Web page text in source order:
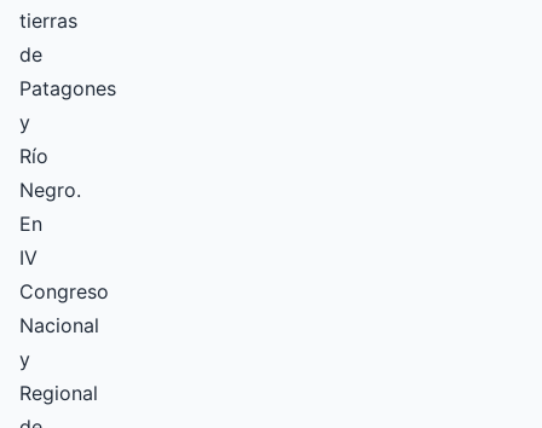
tierras
de
Patagones
y
Río
Negro.
En
IV
Congreso
Nacional
y
Regional